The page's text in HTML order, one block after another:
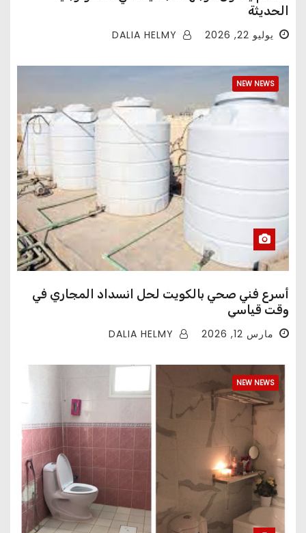
الحديثة
يوليو 22, 2026
NEW NEWS
أسرع فني صحي بالكويت لحل انسداد المجاري في
وقت قياسي
مارس 12, 2026
NEW NEWS